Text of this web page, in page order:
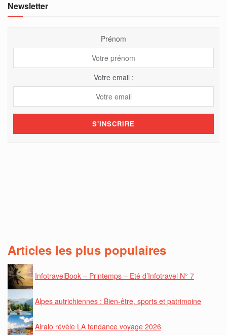
Newsletter
Prénom
Votre email :
Articles les plus populaires
InfotravelBook – Printemps – Eté d’Infotravel N° 7
Alpes autrichiennes : Bien-être, sports et patrimoine
Airalo révèle LA tendance voyage 2026